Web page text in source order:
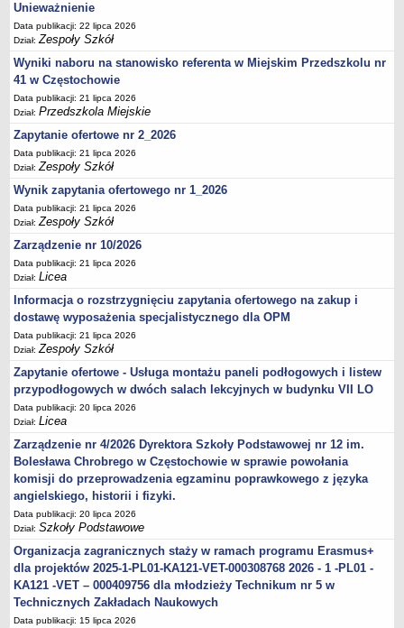
Unieważnienie
Data publikacji: 22 lipca 2026
Dział:Zespoły Szkół
Wyniki naboru na stanowisko referenta w Miejskim Przedszkolu nr
41 w Częstochowie
Data publikacji: 21 lipca 2026
Dział:Przedszkola Miejskie
Zapytanie ofertowe nr 2_2026
Data publikacji: 21 lipca 2026
Dział:Zespoły Szkół
Wynik zapytania ofertowego nr 1_2026
Data publikacji: 21 lipca 2026
Dział:Zespoły Szkół
Zarządzenie nr 10/2026
Data publikacji: 21 lipca 2026
Dział:Licea
Informacja o rozstrzygnięciu zapytania ofertowego na zakup i
dostawę wyposażenia specjalistycznego dla OPM
Data publikacji: 21 lipca 2026
Dział:Zespoły Szkół
Zapytanie ofertowe - Usługa montażu paneli podłogowych i listew
przypodłogowych w dwóch salach lekcyjnych w budynku VII LO
Data publikacji: 20 lipca 2026
Dział:Licea
Zarządzenie nr 4/2026 Dyrektora Szkoły Podstawowej nr 12 im.
Bolesława Chrobrego w Częstochowie w sprawie powołania
komisji do przeprowadzenia egzaminu poprawkowego z języka
angielskiego, historii i fizyki.
Data publikacji: 20 lipca 2026
Dział:Szkoły Podstawowe
Organizacja zagranicznych staży w ramach programu Erasmus+
dla projektów 2025-1-PL01-KA121-VET-000308768 2026 - 1 -PL01 -
KA121 -VET – 000409756 dla młodzieży Technikum nr 5 w
Technicznych Zakładach Naukowych
Data publikacji: 15 lipca 2026